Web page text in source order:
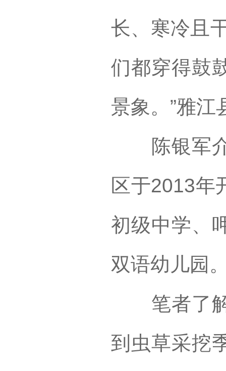
长、寒冷且
们都穿得鼓
景象。”雅江
陈银军介
区于2013年
初级中学、
双语幼儿园
笔者了解
到虫草采挖